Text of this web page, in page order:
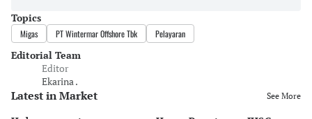
Topics
Migas PT Wintermar Offshore Tbk Pelayaran
Editorial Team
Editor
Ekarina .
Latest in Market See More